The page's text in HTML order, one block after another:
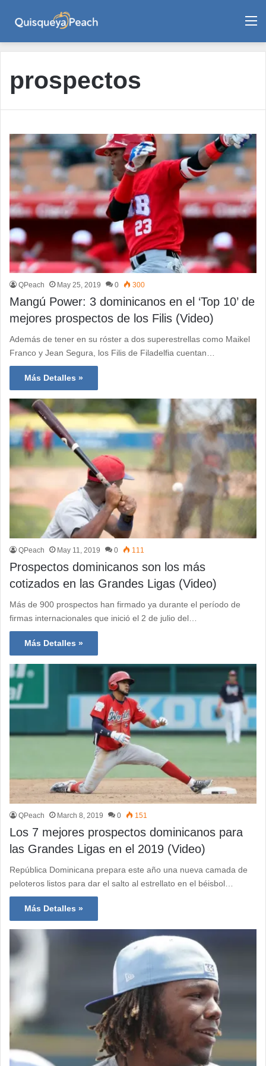
prospectos
QPeach May 25, 2019 0 300
Mangú Power: 3 dominicanos en el ‘Top 10’ de
mejores prospectos de los Filis (Video)
Además de tener en su róster a dos superestrellas como Maikel
Franco y Jean Segura, los Filis de Filadelfia cuentan…
Más Detalles »
QPeach May 11, 2019 0 111
Prospectos dominicanos son los más
cotizados en las Grandes Ligas (Video)
Más de 900 prospectos han firmado ya durante el período de
firmas internacionales que inició el 2 de julio del…
Más Detalles »
QPeach March 8, 2019 0 151
Los 7 mejores prospectos dominicanos para
las Grandes Ligas en el 2019 (Video)
República Dominicana prepara este año una nueva camada de
peloteros listos para dar el salto al estrellato en el béisbol…
Más Detalles »